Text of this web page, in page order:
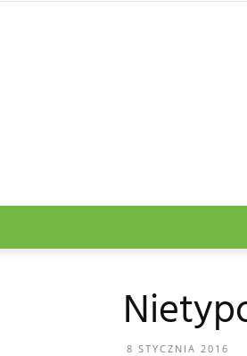
8 STYCZNIA 2016